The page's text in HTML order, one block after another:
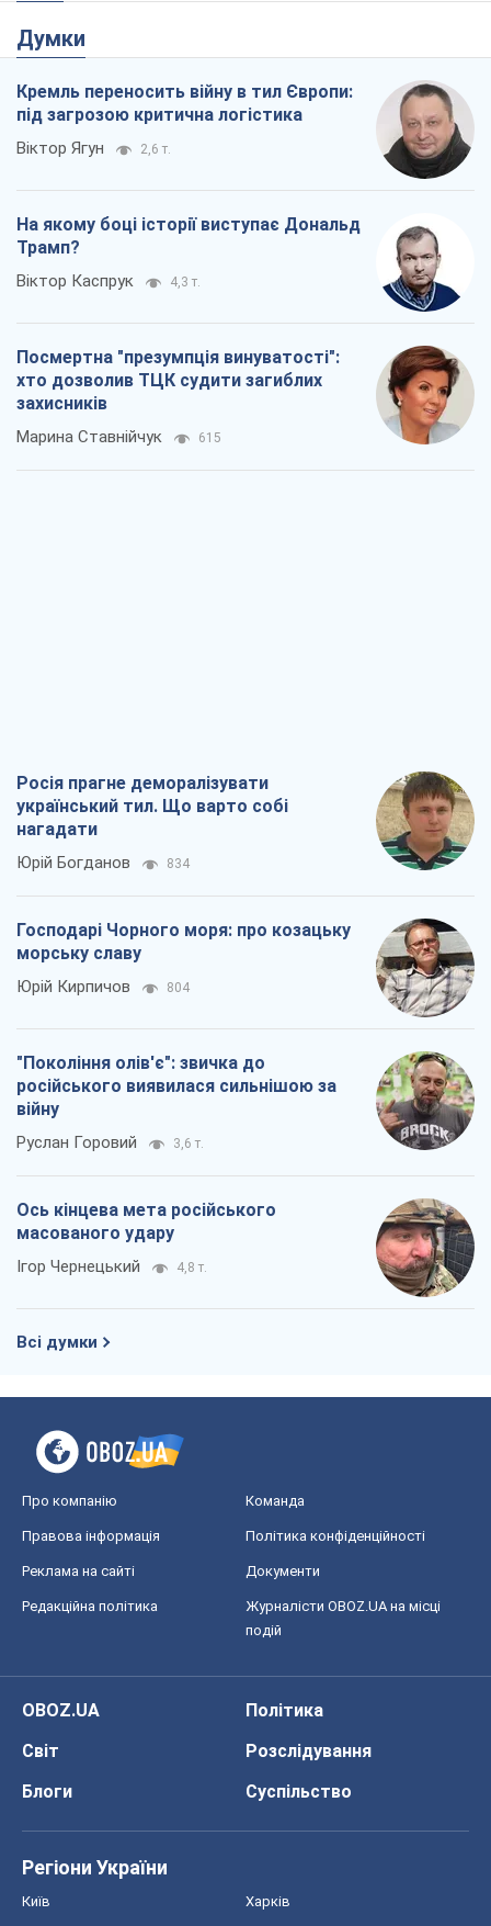
Думки
Кремль переносить війну в тил Європи:
під загрозою критична логістика
Віктор Ягун 2,6 т.
На якому боці історії виступає Дональд
Трамп?
Віктор Каспрук 4,3 т.
Посмертна "презумпція винуватості":
хто дозволив ТЦК судити загиблих
захисників
Марина Ставнійчук 615
Росія прагне деморалізувати
український тил. Що варто собі
нагадати
Юрій Богданов 834
Господарі Чорного моря: про козацьку
морську славу
Юрій Кирпичов 804
"Покоління олів'є": звичка до
російського виявилася сильнішою за
війну
Руслан Горовий 3,6 т.
Ось кінцева мета російського
масованого удару
Ігор Чернецький 4,8 т.
Всі думки
Про компанію Команда
Правова інформація Політика конфіденційності
Реклама на сайті Документи
Редакційна політика
Журналісти OBOZ.UA на місці
подій
OBOZ.UA
Політика
Світ
Розслідування
Блоги
Суспільство
Регіони України
Київ Харків